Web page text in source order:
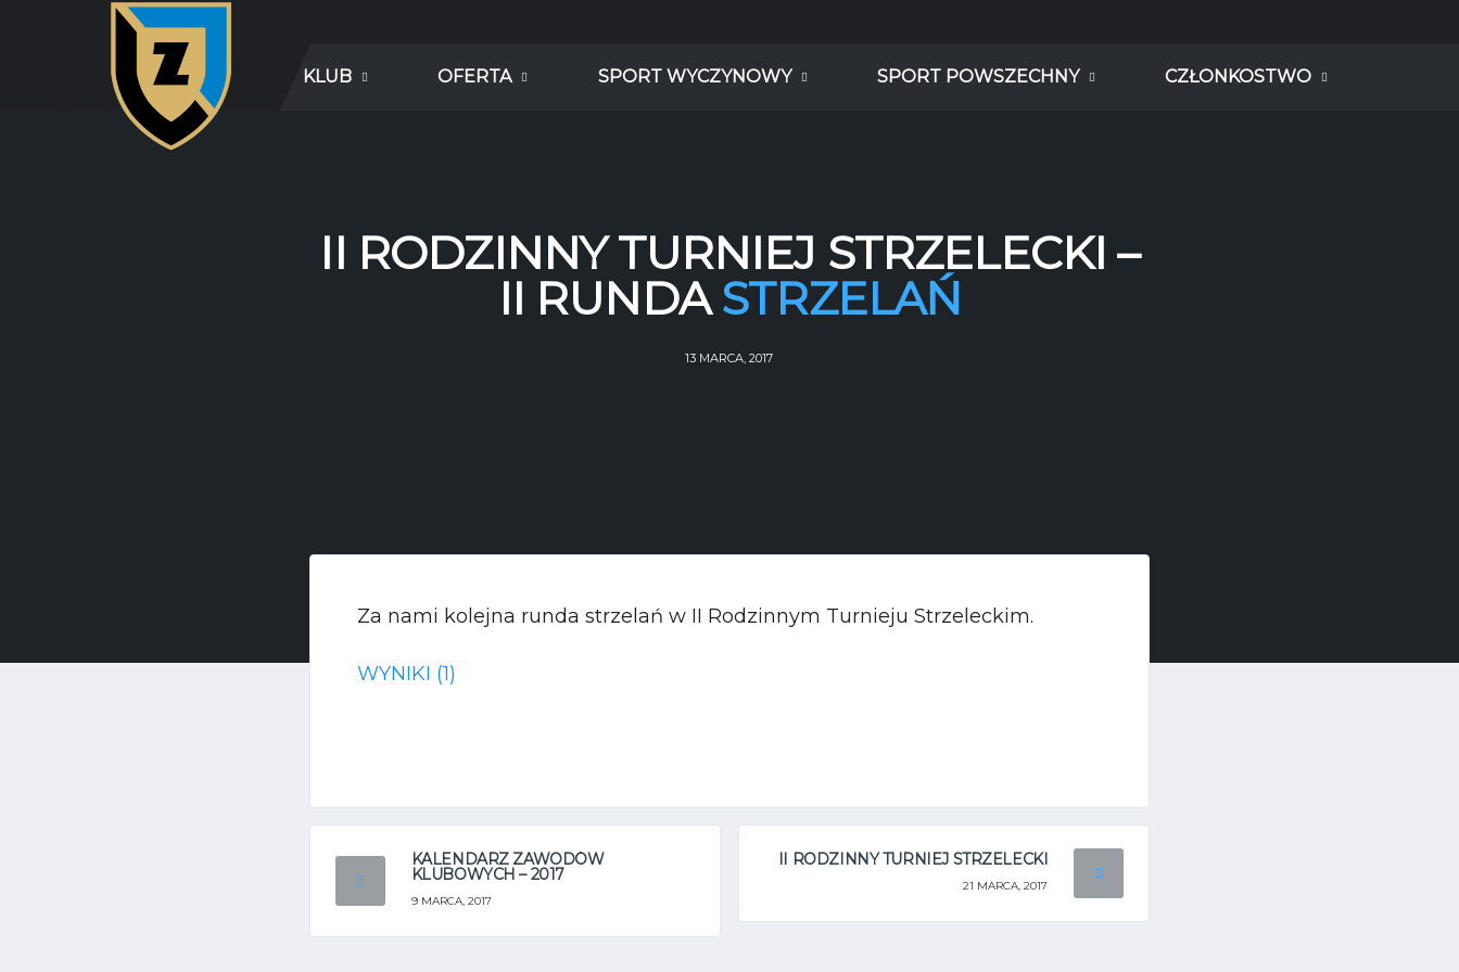
KLUB OFERTA SPORT WYCZYNOWY SPORT POWSZECHNY CZŁONKOSTWO
II RODZINNY TURNIEJ STRZELECKI –
II RUNDASTRZELAŃ
13 MARCA, 2017
Za nami kolejna runda strzelań w II Rodzinnym Turnieju Strzeleckim.
WYNIKI (1)
KALENDARZ ZAWODÓW
KLUBOWYCH – 2017
9 MARCA, 2017
II RODZINNY TURNIEJ STRZELECKI
21 MARCA, 2017